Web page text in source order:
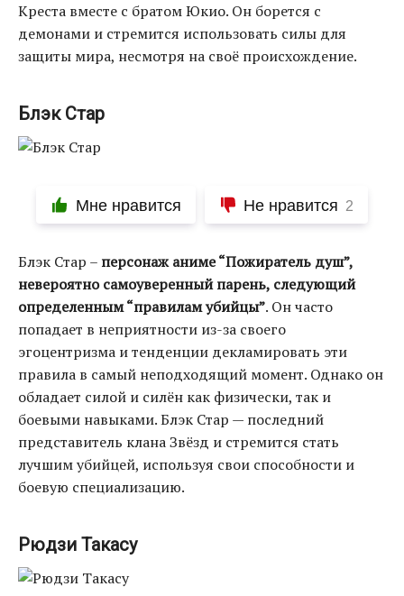
Креста вместе с братом Юкио. Он борется с
демонами и стремится использовать силы для
защиты мира, несмотря на своё происхождение.
Блэк Стар
Мне нравится Не нравится 2
Блэк Стар – персонаж аниме “Пожиратель душ”,
невероятно самоуверенный парень, следующий
определенным “правилам убийцы”. Он часто
попадает в неприятности из-за своего
эгоцентризма и тенденции декламировать эти
правила в самый неподходящий момент. Однако он
обладает силой и силён как физически, так и
боевыми навыками. Блэк Стар — последний
представитель клана Звёзд и стремится стать
лучшим убийцей, используя свои способности и
боевую специализацию.
Рюдзи Такасу